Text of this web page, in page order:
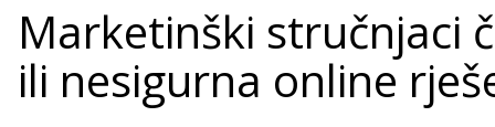
Marketinški stručnjaci
ili nesigurna online